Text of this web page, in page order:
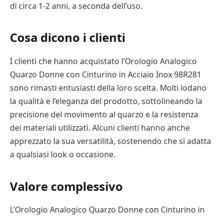
di circa 1-2 anni, a seconda dell’uso.
Cosa dicono i clienti
I clienti che hanno acquistato l’Orologio Analogico
Quarzo Donne con Cinturino in Acciaio Inox 98R281
sono rimasti entusiasti della loro scelta. Molti lodano
la qualità e l’eleganza del prodotto, sottolineando la
precisione del movimento al quarzo e la resistenza
dei materiali utilizzati. Alcuni clienti hanno anche
apprezzato la sua versatilità, sostenendo che si adatta
a qualsiasi look o occasione.
Valore complessivo
L’Orologio Analogico Quarzo Donne con Cinturino in